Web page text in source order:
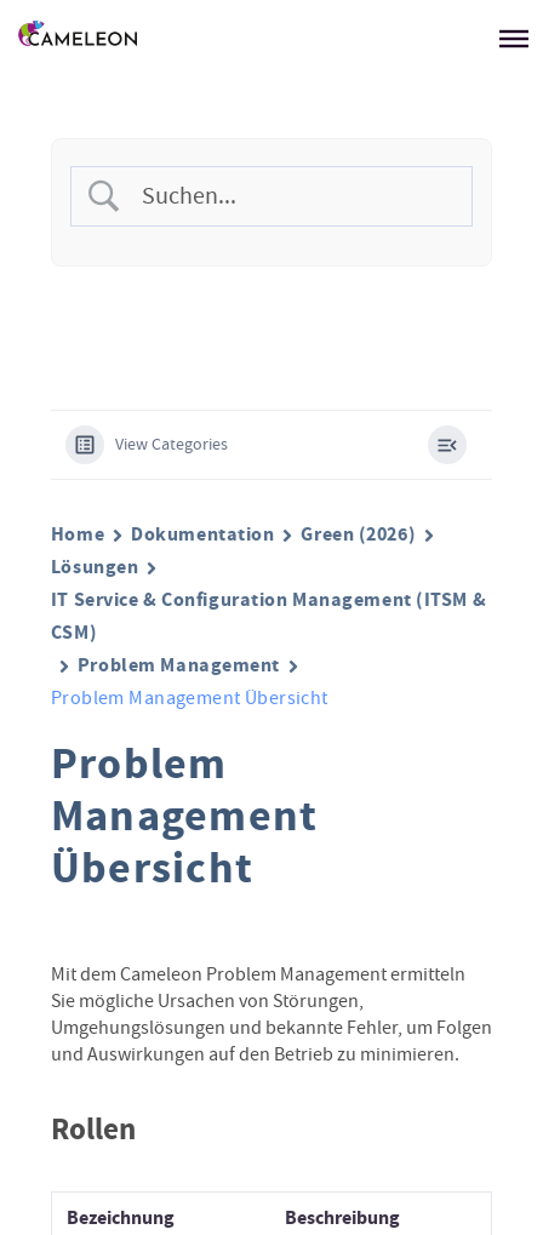
View Categories
Home Dokumentation
Green (2026)
Lösungen
IT Service & Configuration Management (ITSM &
CSM)
Problem Management
Problem Management Übersicht
Problem
Management
Übersicht
Mit dem Cameleon Problem Management ermitteln
Sie mögliche Ursachen von Störungen,
Umgehungslösungen und bekannte Fehler, um Folgen
und Auswirkungen auf den Betrieb zu minimieren.
Rollen
Bezeichnung Beschreibung